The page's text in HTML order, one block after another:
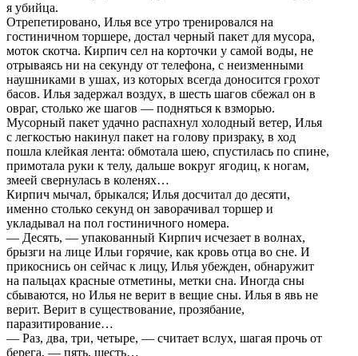
я убийца.
Отрепетировано, Илья все утро тренировался на
гостиничном торшере, достал черный пакет для мусора,
моток скотча. Кирпич сел на корточки у самой воды, не
отрываясь ни на секунду от телефона, с неизменными
наушниками в ушах, из которых всегда доносится грохот
басов. Илья задержал воздух, в шесть шагов сбежал он в
овраг, столько же шагов — подняться к взморью.
Мусорный пакет удачно распахнул холодный ветер, Илья
с легкостью накинул пакет на голову призраку, в ход
пошла клейкая лента: обмотала шею, спустилась по спине,
примотала руки к телу, дальше вокруг ягодиц, к ногам,
змеей свернулась в коленях…
Кирпич мычал, брыкался; Илья досчитал до десяти,
именно столько секунд он заворачивал торшер и
укладывал на пол гостиничного номера.
— Десять, — упакованный Кирпич исчезает в волнах,
брызги на лице Ильи горячие, как кровь отца во сне. И
прикоснись он сейчас к лицу, Илья убежден, обнаружит
на пальцах красные отметины, метки сна. Иногда сны
сбываются, но Илья не верит в вещие сны. Илья в явь не
верит. Верит в существование, прозябание,
паразитирование…
— Раз, два, три, четыре, — считает вслух, шагая прочь от
берега, — пять, шесть…